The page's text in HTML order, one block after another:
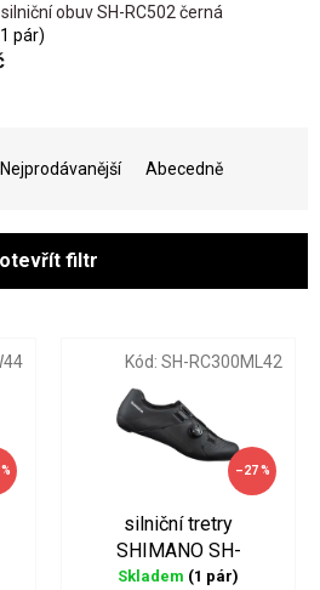
obuv SH-RC502 černá
pár)
Nejprodávanější Abecedně
otevřít filtr
–27 %
silniční tretry
SHIMANO SH-
RC300ML černá
Skladem (1 pár)
Kód: SH-RC300ML42